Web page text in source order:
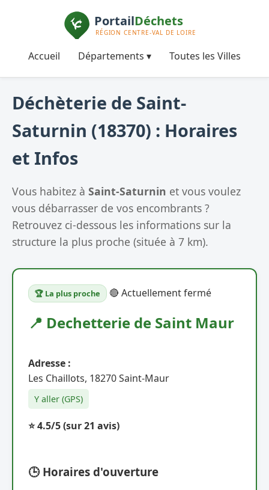
Accueil Départements ▾ Toutes les Villes
Déchèterie de Saint-
Saturnin (18370) : Horaires
et Infos
Vous habitez à Saint-Saturnin et vous voulez
vous débarrasser de vos encombrants ?
Retrouvez ci-dessous les informations sur la
structure la plus proche (située à 7 km).
🏆 La plus proche 🔴 Actuellement fermé
📍 Dechetterie de Saint Maur
Adresse :
Les Chaillots, 18270 Saint-Maur
Y aller (GPS)
⭐ 4.5/5(sur 21 avis)
🕒 Horaires d'ouverture